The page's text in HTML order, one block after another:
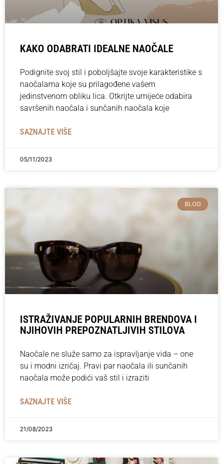
KAKO ODABRATI IDEALNE NAOČALE
Podignite svoj stil i poboljšajte svoje karakteristike s
naočalama koje su prilagođene vašem
jedinstvenom obliku lica. Otkrijte umijeće odabira
savršenih naočala i sunčanih naočala koje
SAZNAJTE VIŠE
05/11/2023
BLOG
ISTRAŽIVANJE POPULARNIH BRENDOVA I
NJIHOVIH PREPOZNATLJIVIH STILOVA
Naočale ne služe samo za ispravljanje vida – one
su i modni izričaj. Pravi par naočala ili sunčanih
naočala može podići vaš stil i izraziti
SAZNAJTE VIŠE
21/08/2023